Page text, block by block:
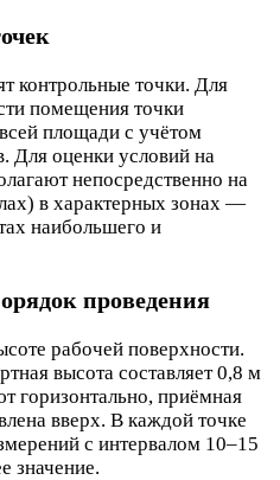
контрольные точки. Для
помещения точки
площади с учётом
Для оценки условий на
непосредственно на
в характерных зонах —
наибольшего и
проведения
рабочей поверхности.
высота составляет 0,8 м
горизонтально, приёмная
вверх. В каждой точке
с интервалом 10–15
значение.